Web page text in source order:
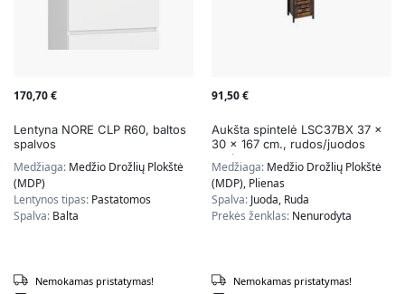
170,70€
Lentyna NORE CLP R60, baltos
spalvos
Medžiaga: Medžio Drožlių Plokštė
(MDP)
Lentynos tipas: Pastatomos
Spalva: Balta
Nemokamas pristatymas!
91,50€
Aukšta spintelė LSC37BX 37 x
30 x 167 cm., rudos/juodos
spalvos
Medžiaga: Medžio Drožlių Plokštė
(MDP), Plienas
Spalva: Juoda, Ruda
Prekės ženklas: Nenurodyta
Nemokamas pristatymas!